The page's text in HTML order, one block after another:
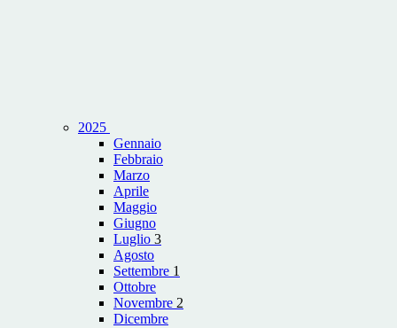
2025
Gennaio
Febbraio
Marzo
Aprile
Maggio
Giugno
Luglio 3
Agosto
Settembre 1
Ottobre
Novembre 2
Dicembre